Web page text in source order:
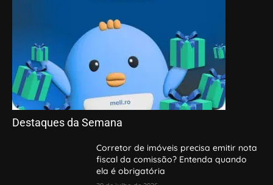
Destaques da Semana
Corretor de imóveis precisa emitir nota
fiscal da comissão? Entenda quando
ela é obrigatória